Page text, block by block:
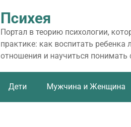
Психея
Портал в теорию психологии,
практике: как воспитать ребенка
отношения и научиться понимать
Дети Мужчина и Женщина